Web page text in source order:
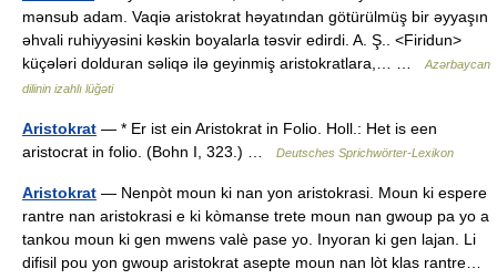
mənsub adam. Vaqiə aristokrat həyatından götürülmüş bir əyyaşın
əhvali ruhiyyəsini kəskin boyalarla təsvir edirdi. A. Ş.. <Firidun>
küçələri dolduran səliqə ilə geyinmiş aristokratlara,… …
Azərbaycan
dilinin izahlı lüğəti
Aristokrat — * Er ist ein Aristokrat in Folio. Holl.: Het is een
aristocrat in folio. (Bohn I, 323.) …
Deutsches Sprichwörter-Lexikon
Aristokrat — Nenpòt moun ki nan yon aristokrasi. Moun ki espere
rantre nan aristokrasi e ki kòmanse trete moun nan gwoup pa yo a
tankou moun ki gen mwens valè pase yo. Inyoran ki gen lajan. Li
difisil pou yon gwoup aristokrat asepte moun nan lòt klas rantre…